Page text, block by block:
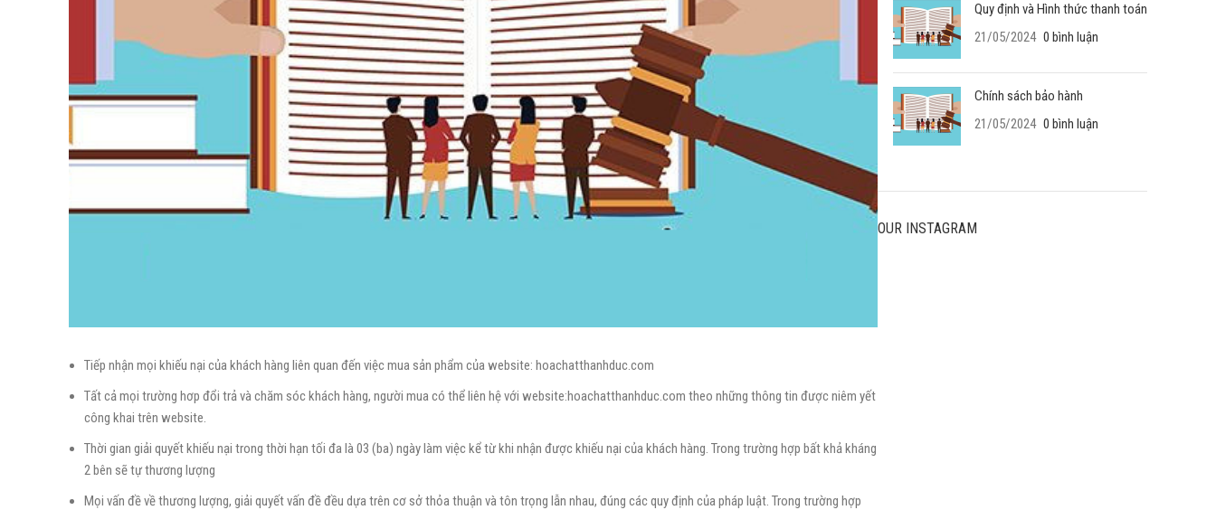
Tiếp nhận mọi khiếu nại của khách hàng liên quan đến việc mua sản phẩm của website: hoachatthanhduc.com
Tất cả mọi trường hơp đổi trả và chăm sóc khách hàng, người mua có thể liên hệ với website:hoachatthanhduc.com theo những thông tin được niêm yết
công khai trên website.
Thời gian giải quyết khiếu nại trong thời hạn tối đa là 03 (ba) ngày làm việc kể từ khi nhận được khiếu nại của khách hàng. Trong trường hợp bất khả kháng
2 bên sẽ tự thương lượng
Mọi vấn đề về thương lượng, giải quyết vấn đề đều dựa trên cơ sở thỏa thuận và tôn trọng lẫn nhau, đúng các quy định của pháp luật. Trong trường hợp
Quy định và Hình thức thanh toán
21/05/2024 0 bình luận
Chính sách bảo hành
21/05/2024 0 bình luận
OUR INSTAGRAM